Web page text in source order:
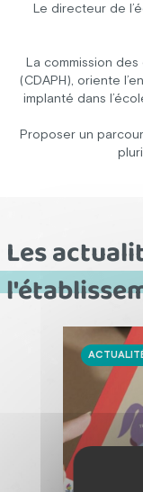
Le directeur de
La commission
(CDAPH), oriente
implanté dans
Proposer un
Les